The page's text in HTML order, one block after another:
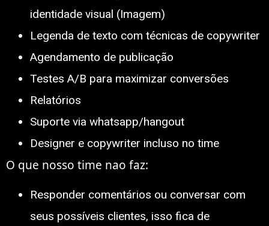
identidade visual (Imagem)
Legenda de texto com técnicas de copywriter
Agendamento de publicação
Testes A/B para maximizar conversões
Relatórios
Suporte via whatsapp/hangout
Designer e copywriter incluso no time
O que nosso time nao faz:
Responder comentários ou conversar com
seus possíveis clientes, isso fica de